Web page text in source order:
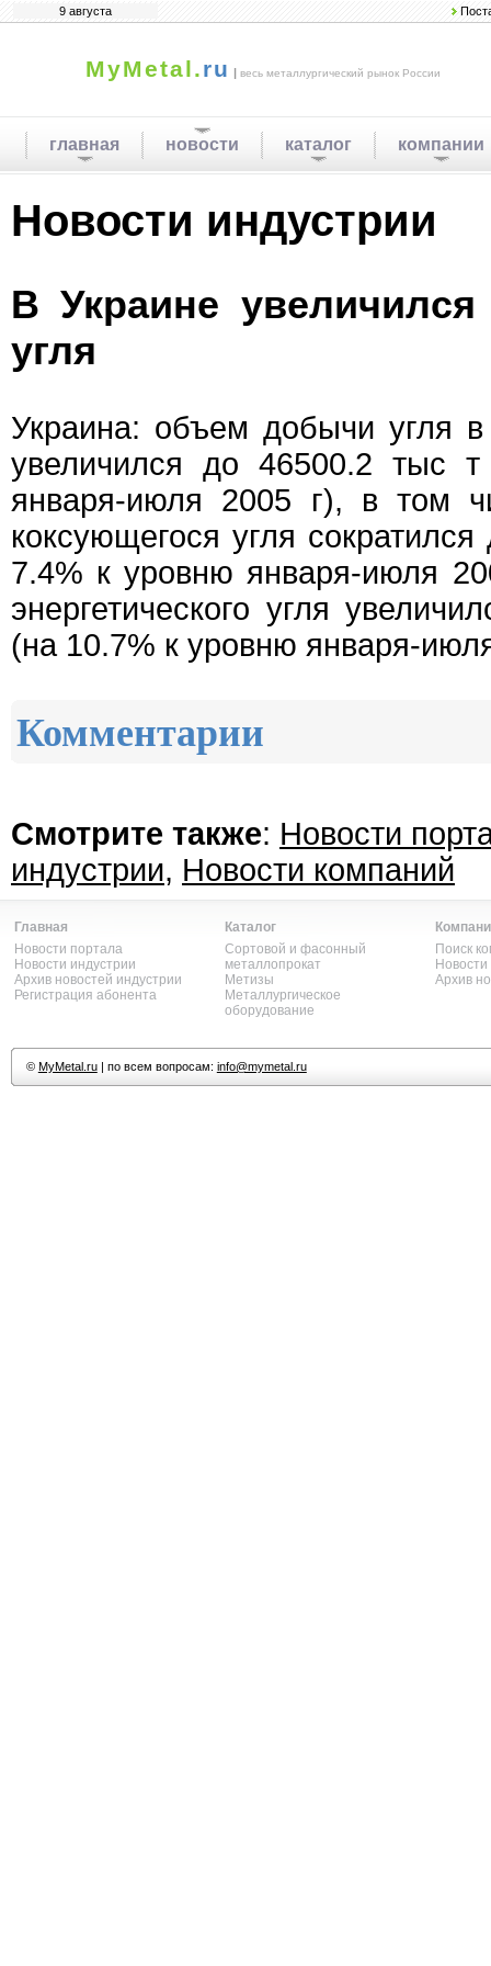
9 августа
MyMetal.ru | весь металлургический рынок России
главная новости каталог компании
Новости индустрии
В Украине
угля
Украина: объем добычи угля
увеличился до 46500.2 тыс
января-июля 2005 г), в том
коксующегося угля
7.4% к уровню января-июля
энергетического угля
(на 10.7% к уровню января-
Комментарии
Смотрите также: Новости
индустрии, Новости компаний
Главная
Новости портала
Новости индустрии
Архив новостей индустрии
Регистрация абонента
Каталог
Сортовой и фасонный
металлопрокат
Метизы
Металлургическое
оборудование
Поиск
Архив
© MyMetal.ru| по всем вопросам: info@mymetal.ru